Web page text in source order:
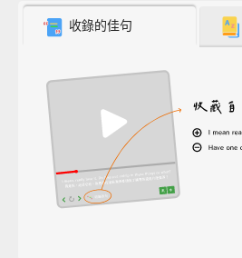
收錄的佳句